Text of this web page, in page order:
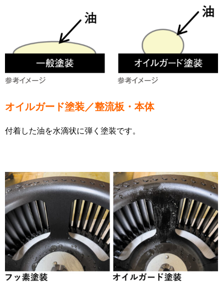
オイルガード塗装／整流板・本体
付着した油を水滴状に弾く塗装です。